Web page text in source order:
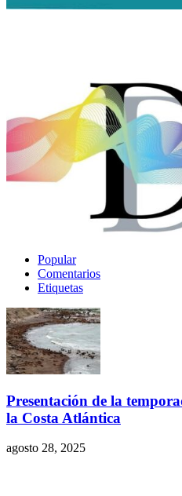
Popular
Comentarios
Etiquetas
Presentación de la
la Costa Atlántica
agosto 28, 2025